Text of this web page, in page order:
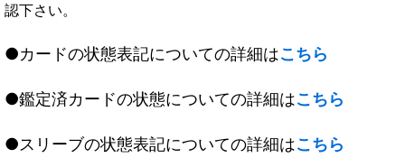
認下さい。
●カードの状態表記についての詳細はこちら
●鑑定済カードの状態についての詳細はこちら
●スリーブの状態表記についての詳細はこちら